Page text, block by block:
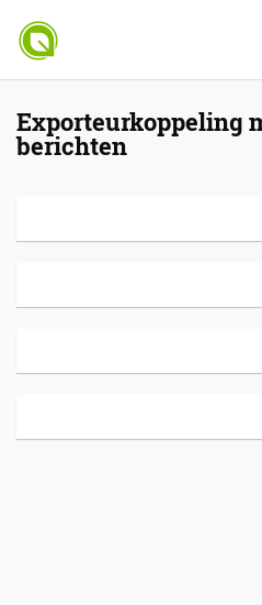
Exporteurkoppeling
berichten